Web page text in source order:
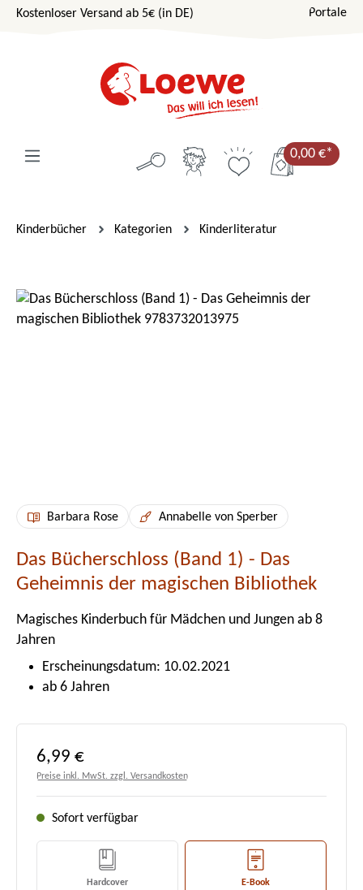
Zum Hauptinhalt springen
Kostenloser Versand ab 5€ (in DE) Portale
0,00 €*
Kinderbücher Kategorien Kinderliteratur
Bildergalerie überspringen
Barbara Rose Annabelle von Sperber
Das Bücherschloss (Band 1) - Das
Geheimnis der magischen Bibliothek
Magisches Kinderbuch für Mädchen und Jungen ab 8
Jahren
Erscheinungsdatum: 10.02.2021
ab 6 Jahren
Regulärer Preis:
6,99 €
Preise inkl. MwSt. zzgl. Versandkosten
Sofort verfügbar
Hardcover E-Book